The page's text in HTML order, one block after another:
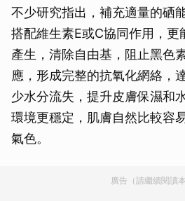
不少研究指出，補充適量的硒
搭配維生素E或C協同作用，更
產生，清除自由基，阻止黑色
應，形成完整的抗氧化網絡，
少水分流失，提升皮膚保濕和
環境更穩定，肌膚自然比較容
氣色。
廣告（請繼續閱讀本